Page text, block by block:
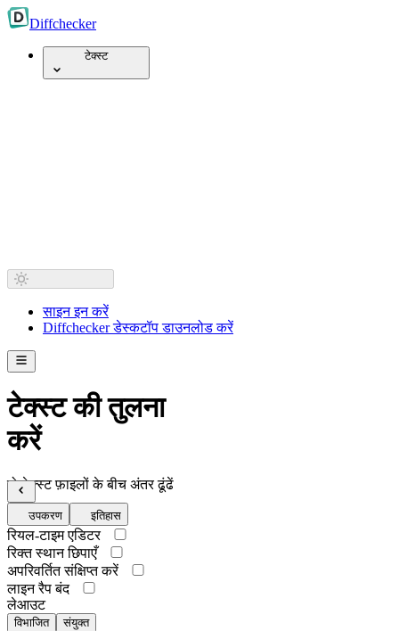
Diffchecker
टेक्स्ट
साइन इन करें
Diffchecker डेस्कटॉप डाउनलोड करें
टेक्स्ट की तुलना
करें
दो टेक्स्ट फ़ाइलों के बीच अंतर ढूंढें
उपकरण इतिहास
रियल-टाइम एडिटर
रिक्त स्थान छिपाएँ
अपरिवर्तित संक्षिप्त करें
लाइन रैप बंद
लेआउट
विभाजित संयुक्त